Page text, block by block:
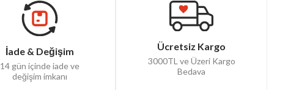
İade & Değişim
14 gün içinde iade ve
değişim imkanı
Ücretsiz Kargo
3000TL ve Üzeri Kargo
Bedava